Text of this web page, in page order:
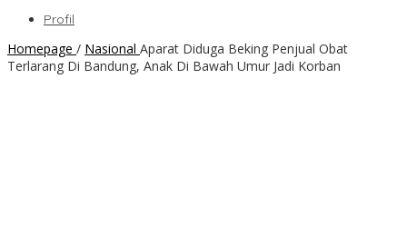
Profil
Homepage / Nasional Aparat Diduga Beking Penjual Obat
Terlarang Di Bandung, Anak Di Bawah Umur Jadi Korban